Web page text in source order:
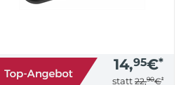
14,95€*
statt 22,90€*